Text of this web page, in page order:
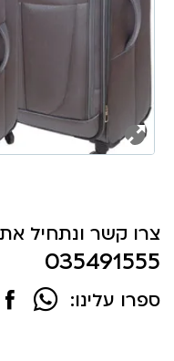
צרו קשר ונתחיל
035491555
ספרו עלינו: